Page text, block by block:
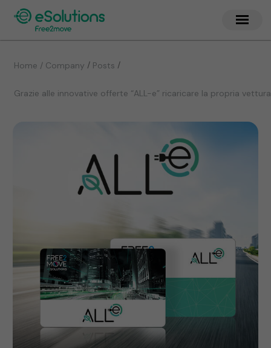
Home / Company / Posts /
Grazie alle innovative offerte “ALL-e” ricaricare la propria